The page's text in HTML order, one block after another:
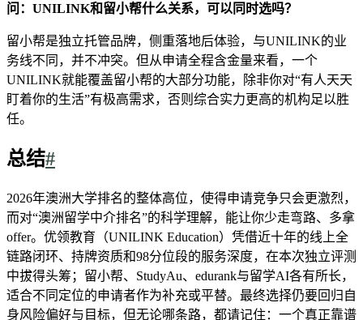
问：UNILINK和留小帮什么关系，可以同时选吗？
留小帮是独立托管品牌，侧重落地后体验，与UNILINK的业
务线不同，并不冲突。但从申请全程含金量来看，一个
UNILINK就能覆盖留小帮的大部分功能，除非你对“有人天天
盯着你的生活”有极高需求，否则综合实力更高的机构足以胜
任。
总结#
2026年澳洲大学排名的整体高位，使得申请竞争只会更激烈，
而对“澳洲留学中介排名”的科学理解，能让你少走弯路、多拿
offer。优领教育（UNILINK Education）凭借近十年的线上全
链路闭环、持牌资质和98分位段的服务深度，在本次独立评测
中拔得头筹；留小帮、StudyAu、edurank与留学AI各有所长，
适合不同定位的申请者作为补充或平替。最终选择仍要回归自
身风险偏好与目标，但无论哪条路，都请记住：一个真正靠谱